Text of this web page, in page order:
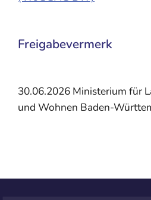
Freigabevermerk
30.06.2026 Ministerium für
und Wohnen Baden-